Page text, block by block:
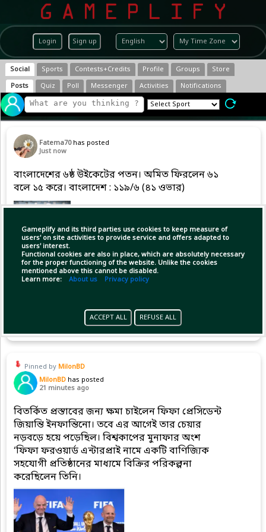
Login Sign up
Gameplify and its third parties use cookies to keep measure of
users' on site activities to provide service and offers adapted to
users' interest.
Functional cookies are also in place, which are absolutely necessary
for the proper functioning of the website. Unlike the cookies
mentioned above this cannot be disabled.
Learn more: About us Privacy policy
ACCEPT ALL REFUSE ALL
Social Sports Contests+Credits Profile Groups
Store
Posts
Quiz Poll Messenger Activities Notifications
Fatema70 has posted
Just now
বাংলাদেশের ৬ষ্ঠ উইকেটের পতন। অমিত ফিরলেন ৬১
বলে ১৫ করে। বাংলাদেশ : ১১৯/৬ (৪১ ওভার)
Pinned by MilonBD
MilonBD has posted
21 minutes ago
বিতর্কিত প্রস্তাবের জন্য ক্ষমা চাইলেন ফিফা প্রেসিডেন্ট
জিয়ান্তি ইনফান্তিনো। তবে এর আগেই তার চেয়ার
নড়বড়ে হয়ে পড়েছিল। বিশ্বকাপের মুনাফার অংশ
‘ফিফা ফরওয়ার্ড এন্টারপ্রাই নামে একটি বাণিজ্যিক
সহযোগী প্রতিষ্ঠানের মাধ্যমে বিক্রির পরিকল্পনা
করেছিলেন তিনি।